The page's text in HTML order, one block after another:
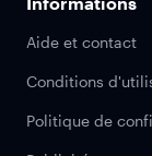
Aide et contact
Conditions
Politique de